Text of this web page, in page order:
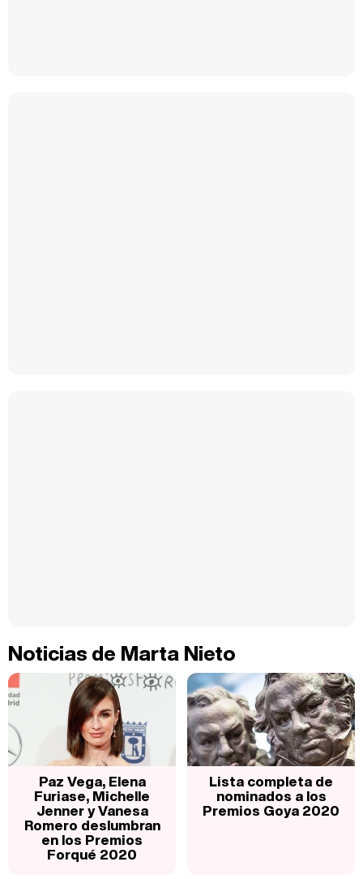
Noticias de Marta Nieto
Paz Vega, Elena
Furiase, Michelle
Jenner y Vanesa
Romero deslumbran
en los Premios
Forqué 2020
Lista completa de
nominados a los
Premios Goya 2020